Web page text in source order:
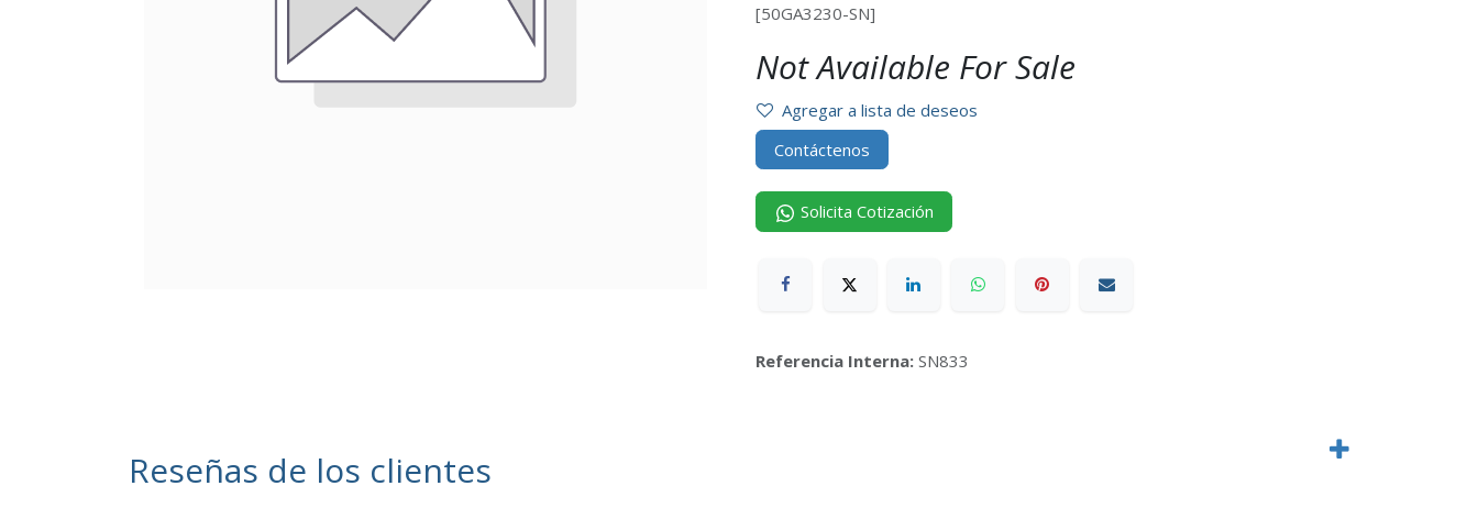
[50GA3230-SN]
Not Available For Sale
Agregar a lista de deseos
Contáctenos
Solicita Cotización
Referencia Interna: SN833
Reseñas de los clientes